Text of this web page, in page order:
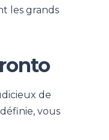
les grands
de
vous